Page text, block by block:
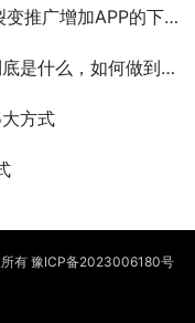
增加APP的下载量？)
如何做到有效的引流？)
方式
有 豫ICP备2023006180号